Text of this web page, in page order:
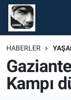
HABERLER
Kampı
Gündem
Ekonomi
Spor
Nöbetçi
Hava
Namaz